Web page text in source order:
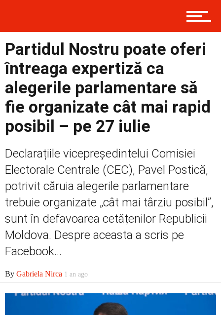
Prima
Politică
Social
Contact
Partidul Nostru poate oferi
întreaga expertiză ca
alegerile parlamentare să
fie organizate cât mai rapid
posibil – pe 27 iulie
Declarațiile vicepreședintelui Comisiei
Electorale Centrale (CEC), Pavel Postică,
potrivit căruia alegerile parlamentare
trebuie organizate „cât mai târziu posibil”,
sunt în defavoarea cetățenilor Republicii
Moldova. Despre aceasta a scris pe
Facebook...
By Gabriela Nirca 1 an ago